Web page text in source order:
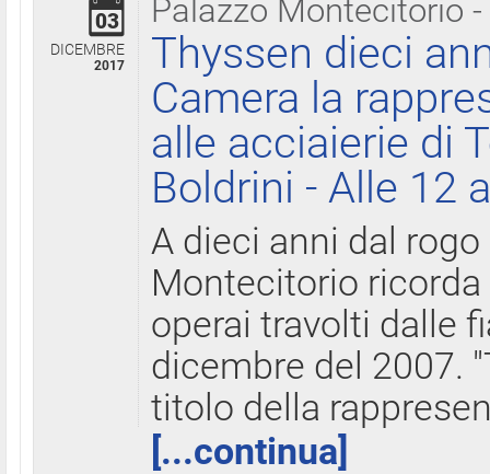
Palazzo Montecitorio
03
DICEMBRE
2017
Thyssen dieci
Camera la
alle acciaierie di
Boldrini - Alle 12
A dieci anni dal
Montecitorio
operai travolti dalle
dicembre del 2007.
titolo della
[...continua]